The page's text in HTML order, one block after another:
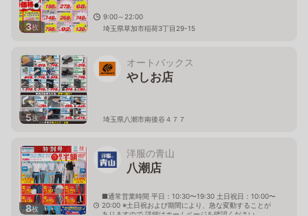
3枚
9:00～22:00
埼玉県草加市稲荷3丁目29-15
5枚
オートバックス
やしお店
埼玉県八潮市南後谷４７７
8枚
洋服の青山
八潮店
■通常営業時間 平日：10:30〜19:30 土日祝日：10:00〜
20:00 ※土日祝および期間により、急な変動することが
ありますので 詳細はホームページを確認ください